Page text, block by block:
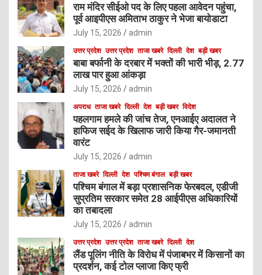
राम मंदिर सीईओ पद के लिए पहला आवेदन पहुंचा,
पूर्व आइपीएस अमिताभ ठाकुर ने भेजा बायोडाटा
July 15, 2026 admin
उत्तर प्रदेश उत्तर प्रदेश ताजा खबरे दिल्ली देश बड़ी खबर
बाबा बर्फानी के दरबार में भक्तों की भारी भीड़, 2.77
लाख पार हुआ आंकड़ा
July 15, 2026 admin
अपराध ताजा खबरे दिल्ली देश बड़ी खबर विदेश
पहलगाम हमले की जांच तेज, एनआईए अदालत ने
हाफिज सईद के खिलाफ जारी किया गैर-जमानती
वारंट
July 15, 2026 admin
ताजा खबरे दिल्ली देश पश्चिम बंगाल बड़ी खबर
पश्चिम बंगाल में बड़ा प्रशासनिक फेरबदल, एडीजी
सुप्रतिम सरकार समेत 28 आईपीएस अधिकारियों
का तबादला
July 15, 2026 admin
उत्तर प्रदेश उत्तर प्रदेश ताजा खबरे दिल्ली देश
लैंड पूलिंग नीति के विरोध में पंजाबभर में किसानों का
प्रदर्शन, कई टोल प्लाजा किए फ्री